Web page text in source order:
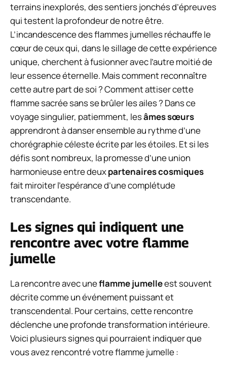
terrains inexplorés, des sentiers jonchés d’épreuves
qui testent la profondeur de notre être.
L’incandescence des flammes jumelles réchauffe le
cœur de ceux qui, dans le sillage de cette expérience
unique, cherchent à fusionner avec l’autre moitié de
leur essence éternelle. Mais comment reconnaître
cette autre part de soi ? Comment attiser cette
flamme sacrée sans se brûler les ailes ? Dans ce
voyage singulier, patiemment, lesâmes sœurs
apprendront à danser ensemble au rythme d’une
chorégraphie céleste écrite par les étoiles. Et si les
défis sont nombreux, la promesse d’une union
harmonieuse entre deuxpartenaires cosmiques
fait miroiter l’espérance d’une complétude
transcendante.
Les signes qui indiquent une
rencontre avec votre flamme
jumelle
La rencontre avec uneflamme jumelleest souvent
décrite comme un événement puissant et
transcendental. Pour certains, cette rencontre
déclenche une profonde transformation intérieure.
Voici plusieurs signes qui pourraient indiquer que
vous avez rencontré votre flamme jumelle :